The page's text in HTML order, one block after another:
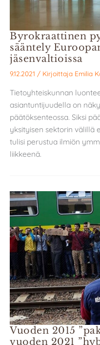
Byrokraattinen
sääntely
jäsenvaltioissa
9.12.2021 / Kirjoittaja Emilia
Tietoyhteiskunnan
asiantuntijuudella on
päätöksenteossa. Siksi
yksityisen sektorin välillä
tulisi perustua ilmiön
liikkeenä.
Vuoden 2015
vuoden 2021